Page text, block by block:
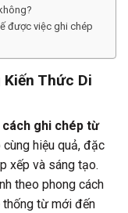
được việc ghi chép
Kiến Thức Di
cách ghi chép từ
hiệu quả, đặc
xếp và sáng tạo.
theo phong cách
thống từ mới đến